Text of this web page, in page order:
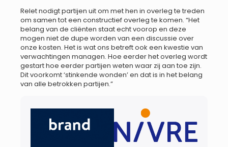
Relet nodigt partijen uit om met hen in overleg te treden
om samen tot een constructief overleg te komen. “Het
belang van de cliënten staat echt voorop en deze
mogen niet de dupe worden van een discussie over
onze kosten. Het is wat ons betreft ook een kwestie van
verwachtingen managen. Hoe eerder het overleg wordt
gestart hoe eerder partijen weten waar zij aan toe zijn.
Dit voorkomt ‘stinkende wonden’ en dat is in het belang
van alle betrokken partijen.”